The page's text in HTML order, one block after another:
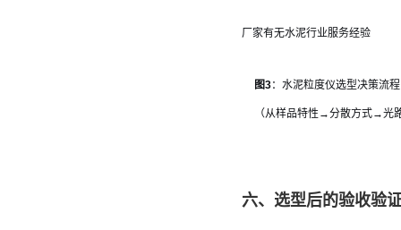
厂家有无水泥行业服务经验
图3：水泥粒度仪选型决策流
（从样品特性→分散方式→光
六、选型后的验收验